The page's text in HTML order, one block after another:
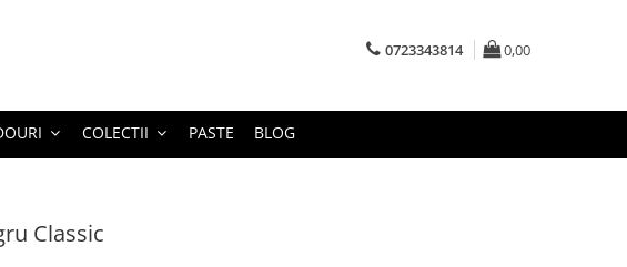
0723343814 0,00
COLECTII PASTE BLOG
Classic